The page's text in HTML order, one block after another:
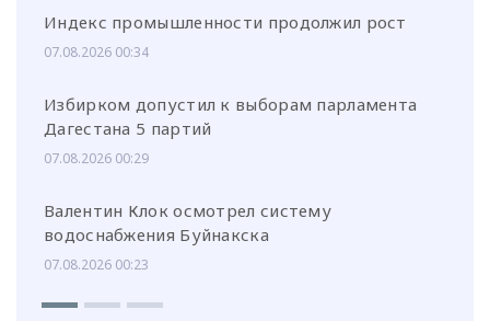
Индекс промышленности продолжил рост
07.08.2026 00:34
Избирком допустил к выборам парламента
Дагестана 5 партий
07.08.2026 00:29
Валентин Клок осмотрел систему
водоснабжения Буйнакска
07.08.2026 00:23